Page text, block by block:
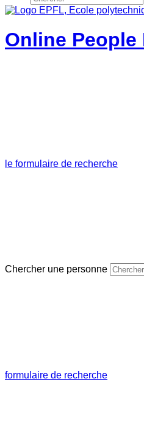
Online
le formulaire de recherche
Chercher une personne
formulaire de recherche